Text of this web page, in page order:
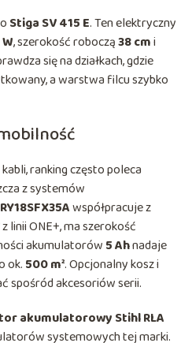
Stiga SV 415 E. Ten elektryczny
, szerokość roboczą38 cmi
się na działkach, gdzie
a warstwa filcu szybko
ranking często poleca
z systemów
współpracuje z
z linii ONE+, ma szerokość
akumulatorów 5 Ahnadaje
ok. 500 m². Opcjonalny kosz i
spośród akcesoriów serii.
akumulatorowy Stihl RLA
systemowych tej marki.